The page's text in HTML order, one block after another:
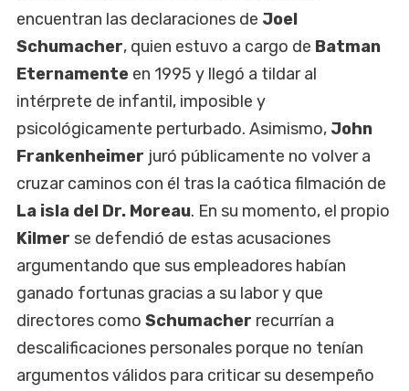
encuentran las declaraciones de Joel
Schumacher, quien estuvo a cargo de Batman
Eternamente en 1995 y llegó a tildar al
intérprete de infantil, imposible y
psicológicamente perturbado. Asimismo, John
Frankenheimer juró públicamente no volver a
cruzar caminos con él tras la caótica filmación de
La isla del Dr. Moreau. En su momento, el propio
Kilmer se defendió de estas acusaciones
argumentando que sus empleadores habían
ganado fortunas gracias a su labor y que
directores como Schumacher recurrían a
descalificaciones personales porque no tenían
argumentos válidos para criticar su desempeño